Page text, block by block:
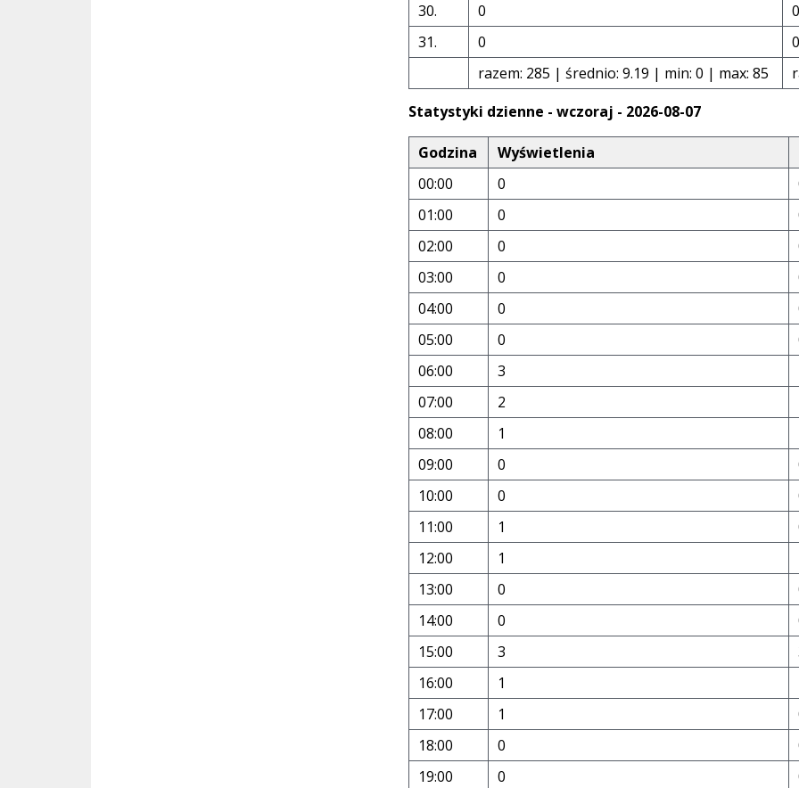
30.
0
0
31.
0
0
razem: 285 | średnio: 9.19 | min: 0 | max: 85
Statystyki dzienne - wczoraj - 2026-08-07
Godzina Wyświetlenia
00:00
0
01:00
0
02:00
0
03:00
0
04:00
0
05:00
0
06:00
3
07:00
2
08:00
1
09:00
0
10:00
0
11:00
1
12:00
1
13:00
0
14:00
0
15:00
3
16:00
1
17:00
1
18:00
0
19:00
0